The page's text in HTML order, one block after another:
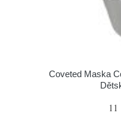
Coveted Maska